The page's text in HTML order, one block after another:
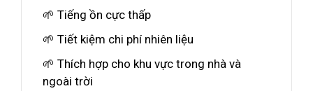
🌱 Tiếng ồn cực thấp
🌱 Tiết kiệm chi phí nhiên liệu
🌱 Thích hợp cho khu vực trong nhà và
ngoài trời